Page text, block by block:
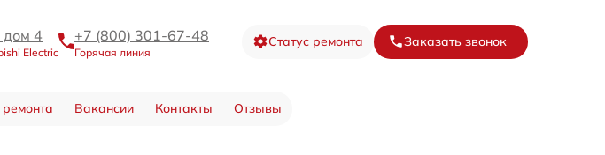
дом 4
Electric
+7 (800) 301-67-48
Горячая линия
Статус ремонта Заказать звонок
Вакансии Контакты Отзывы